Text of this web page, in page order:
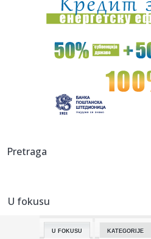
23:02:Minimalac dominantne
23:00:Vučić kaže da će poštovati
FIFA im uplatila novac,
22:58:Stanković: Emisija
propala"
22:51:
Pretraga
U fokusu
U FOKUSU KATEGORIJE